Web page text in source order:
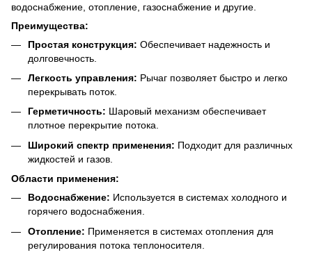
водоснабжение, отопление, газоснабжение и другие.
Преимущества:
Простая конструкция: Обеспечивает надежность и
долговечность.
Легкость управления: Рычаг позволяет быстро и легко
перекрывать поток.
Герметичность: Шаровый механизм обеспечивает
плотное перекрытие потока.
Широкий спектр применения: Подходит для различных
жидкостей и газов.
Области применения:
Водоснабжение: Используется в системах холодного и
горячего водоснабжения.
Отопление: Применяется в системах отопления для
регулирования потока теплоносителя.